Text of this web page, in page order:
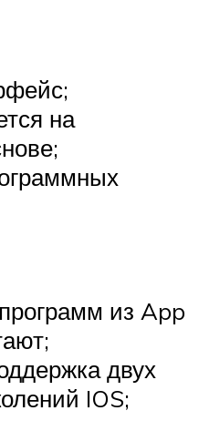
на
из App
двух
IOS;